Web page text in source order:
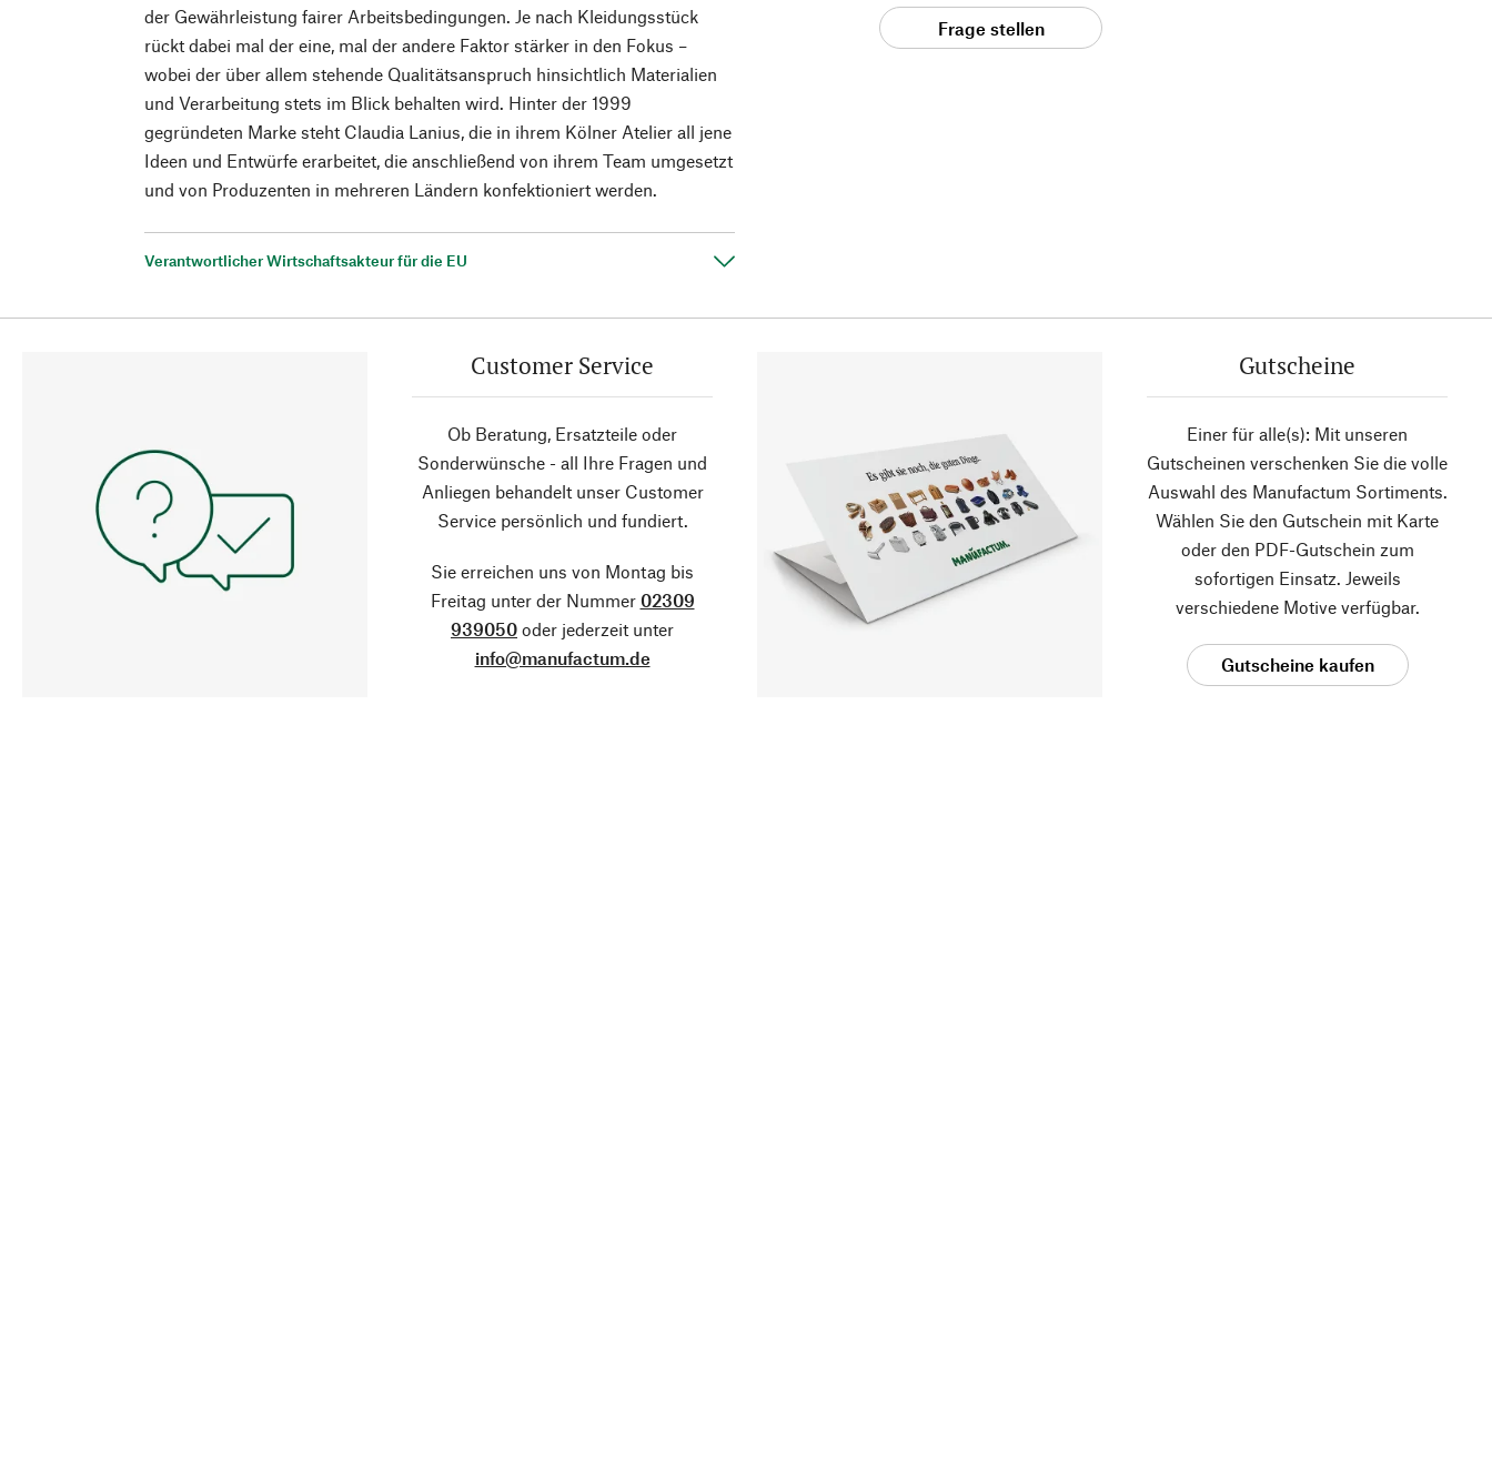
der Gewährleistung fairer Arbeitsbedingungen. Je nach Kleidungsstück
rückt dabei mal der eine, mal der andere Faktor stärker in den Fokus –
wobei der über allem stehende Qualitätsanspruch hinsichtlich Materialien
und Verarbeitung stets im Blick behalten wird. Hinter der 1999
gegründeten Marke steht Claudia Lanius, die in ihrem Kölner Atelier all jene
Ideen und Entwürfe erarbeitet, die anschließend von ihrem Team umgesetzt
und von Produzenten in mehreren Ländern konfektioniert werden.
Verantwortlicher Wirtschaftsakteur für die EU
Frage stellen
Customer Service
Ob Beratung, Ersatzteile oder
Sonderwünsche - all Ihre Fragen und
Anliegen behandelt unser Customer
Service persönlich und fundiert.
Sie erreichen uns von Montag bis
Freitag unter der Nummer 02309
939050 oder jederzeit unter
info@manufactum.de
Gutscheine
Einer für alle(s): Mit unseren
Gutscheinen verschenken Sie die volle
Auswahl des Manufactum Sortiments.
Wählen Sie den Gutschein mit Karte
oder den PDF-Gutschein zum
sofortigen Einsatz. Jeweils
verschiedene Motive verfügbar.
Gutscheine kaufen